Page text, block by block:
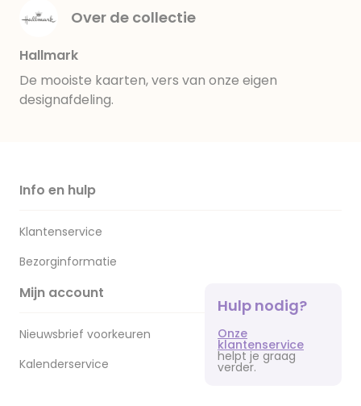
Over de collectie
Hallmark
De mooiste kaarten, vers van onze eigen
designafdeling.
Info en hulp
Klantenservice
Bezorginformatie
Mijn account
Nieuwsbrief voorkeuren
Kalenderservice
Hulp nodig?
Onze
klantenservice
helpt je graag
verder.